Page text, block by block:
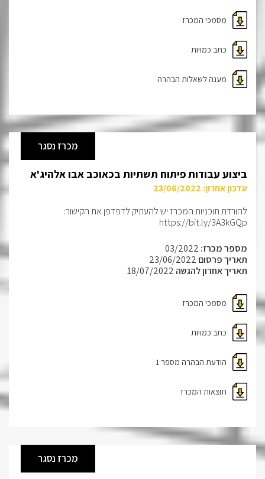
מסמכי המכרז
כתב כמויות
מענה לשאלות הבהרה
מכרז נסגר
ביצוע עבודות פיתוח תשתיות בכאוכב אבו אלהיג'א
עדכון אחרון: 23/06/2022
להורדת תוכניות המכרז יש להעתיק לדפדפן את הקישור:
https://bit.ly/3A3kGQp
מספר מכרז: 03/2022
תאריך פרסום 23/06/2022
תאריך אחרון להגשה 18/07/2022
מסמכי המכרז
כתב כמויות
הודעת הבהרה מספר 1
תוצאות המכרז
מכרז נסגר